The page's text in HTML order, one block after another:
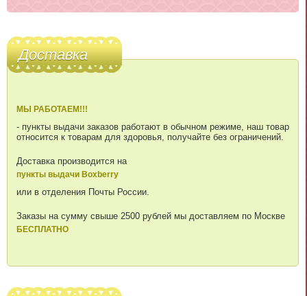
Доставка
МЫ РАБОТАЕМ!!!
- пункты выдачи заказов работают в обычном режиме, наш товар
относится к товарам для здоровья, получайте без ограничений.
Доставка производится на
пункты выдачи Boxberry
или в отделения Почты России.
Заказы на сумму свыше 2500 рублей мы доставляем по Москве
БЕСПЛАТНО